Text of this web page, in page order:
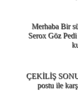
Merhaba Bir
Serox Göz Pedi
ÇEKİLİŞ
postu ile